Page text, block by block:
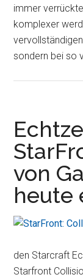
immer
komplexer
sondern bei so
von
heute
den Starcraft
Starfront